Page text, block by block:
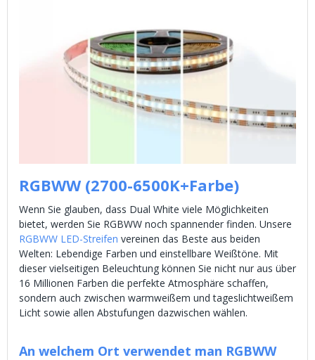
RGBWW (2700-6500K+Farbe)
Wenn Sie glauben, dass Dual White viele Möglichkeiten
bietet, werden Sie RGBWW noch spannender finden. Unsere
RGBWW LED-Streifen vereinen das Beste aus beiden
Welten: Lebendige Farben und einstellbare Weißtöne. Mit
dieser vielseitigen Beleuchtung können Sie nicht nur aus über
16 Millionen Farben die perfekte Atmosphäre schaffen,
sondern auch zwischen warmweißem und tageslichtweißem
Licht sowie allen Abstufungen dazwischen wählen.
An welchem Ort verwendet man RGBWW